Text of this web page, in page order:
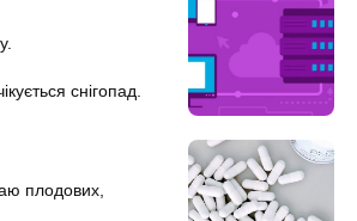
снігопад.
плодових,